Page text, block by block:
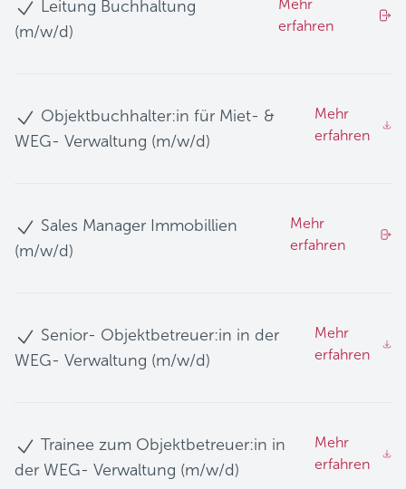
Leitung Buchhaltung
(m/w/d)
Mehr
erfahren
Objektbuchhalter:in für Miet- &
WEG- Verwaltung (m/w/d)
Mehr
erfahren
Sales Manager Immobillien
(m/w/d)
Mehr
erfahren
Senior- Objektbetreuer:in in der
WEG- Verwaltung (m/w/d)
Mehr
erfahren
Trainee zum Objektbetreuer:in in
der WEG- Verwaltung (m/w/d)
Mehr
erfahren